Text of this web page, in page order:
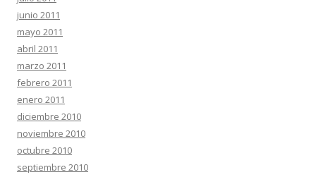
junio 2011
mayo 2011
abril 2011
marzo 2011
febrero 2011
enero 2011
diciembre 2010
noviembre 2010
octubre 2010
septiembre 2010